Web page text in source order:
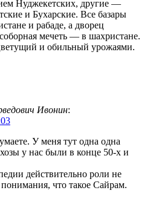
Нуджекетских, другие —
и Бухарские. Все базары
и рабаде, а дворец
мечеть — в шахристане.
и обильный урожаями.
Ивонин:
У меня тут одна одна
у нас были в конце 50-х и
действительно роли не
что такое Сайрам.